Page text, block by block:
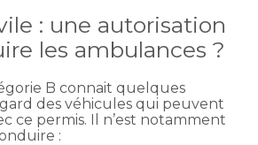
: une autorisation
les ambulances ?
B connait quelques
des véhicules qui peuvent
ce permis. Il n’est notamment
: